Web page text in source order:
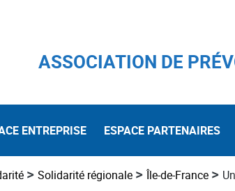
ASSOCIATION DE
ENTREPRISE ESPACE PARTENAIRES
> Solidarité régionale > Île-de-France >